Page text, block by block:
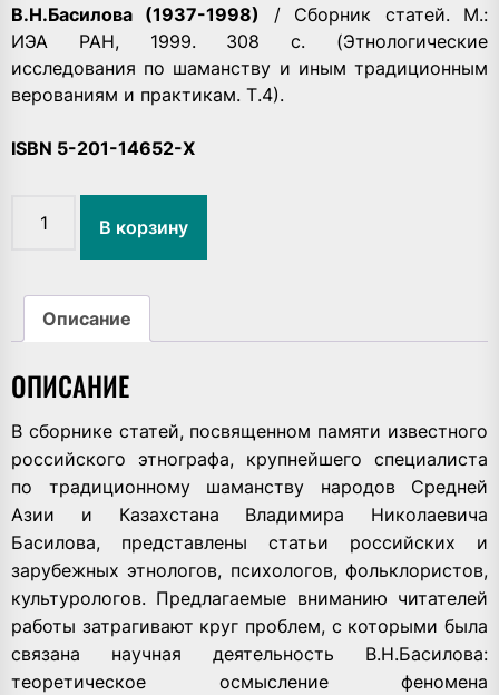
В.Н.Басилова (1937-1998)
/ Сборник статей. М.:
ИЭА РАН, 1999. 308 с. (Этнологические
исследования по шаманству и иным традиционным
верованиям и практикам. Т.4).
ISBN 5-201-14652-Х
товара
«Избравшие
Традиционное
шаманство
и
неошаманизм.
Памяти
В.Н.Басилова
(1937-
1998)
Т.4
В корзину
Описание
ОПИСАНИЕ
В сборнике статей, посвященном памяти известного
российского этнографа, крупнейшего специалиста
по традиционному шаманству народов Средней
Азии и Казахстана Владимира Николаевича
Басилова, представлены статьи российских и
зарубежных этнологов, психологов, фольклористов,
культурологов. Предлагаемые вниманию читателей
работы затрагивают круг проблем, с которыми была
связана научная деятельность В.Н.Басилова:
теоретическое осмысление феномена